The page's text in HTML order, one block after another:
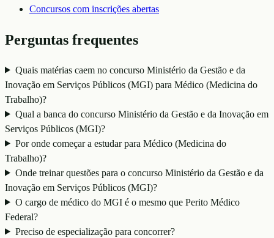
Concursos com inscrições abertas
Perguntas frequentes
Quais matérias caem no concurso Ministério da Gestão e da
Inovação em Serviços Públicos (MGI) para Médico (Medicina do
Trabalho)?
Qual a banca do concurso Ministério da Gestão e da Inovação em
Serviços Públicos (MGI)?
Por onde começar a estudar para Médico (Medicina do
Trabalho)?
Onde treinar questões para o concurso Ministério da Gestão e da
Inovação em Serviços Públicos (MGI)?
O cargo de médico do MGI é o mesmo que Perito Médico
Federal?
Preciso de especialização para concorrer?